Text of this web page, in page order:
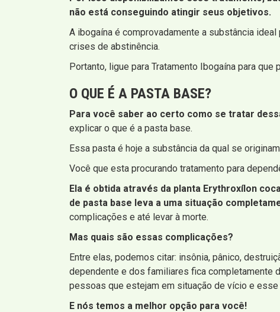
não está conseguindo atingir seus objetivos.
A ibogaína é comprovadamente a substância
crises de abstinência.
Portanto, ligue para Tratamento Ibogaína para que
O QUE É A PASTA BASE?
Para você saber ao certo como se tratar
explicar o que é a pasta base.
Essa pasta é hoje a substância da qual se
Você que esta procurando tratamento para
Ela é obtida através da planta Erythroxílon
de pasta base leva a uma situação
complicações e até levar à morte.
Mas quais são essas complicações?
Entre elas, podemos citar: insônia, pânico,
dependente e dos familiares fica completamente
pessoas que estejam em situação de vício e esse
E nós temos a melhor opção para você!